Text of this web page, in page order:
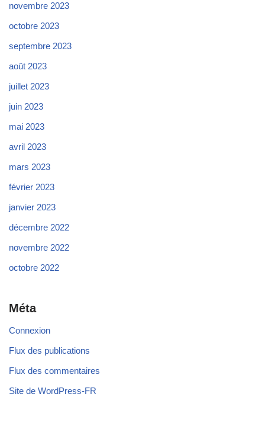
novembre 2023
octobre 2023
septembre 2023
août 2023
juillet 2023
juin 2023
mai 2023
avril 2023
mars 2023
février 2023
janvier 2023
décembre 2022
novembre 2022
octobre 2022
Méta
Connexion
Flux des publications
Flux des commentaires
Site de WordPress-FR